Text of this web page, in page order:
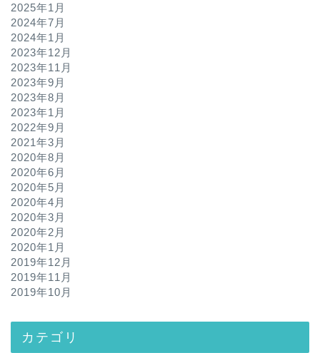
2025年1月
2024年7月
2024年1月
2023年12月
2023年11月
2023年9月
2023年8月
2023年1月
2022年9月
2021年3月
2020年8月
2020年6月
2020年5月
2020年4月
2020年3月
2020年2月
2020年1月
2019年12月
2019年11月
2019年10月
カテゴリ